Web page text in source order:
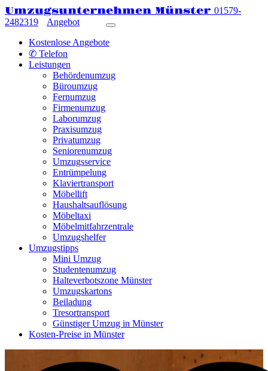
Umzugsunternehmen Münster 01579-
2482319
Angebot
Kostenlose Angebote
✆ Telefon
Leistungen
Behördenumzug
Büroumzug
Fernumzug
Firmenumzug
Laborumzug
Praxisumzug
Privatumzug
Seniorenumzug
Umzugsservice
Entrümpelung
Klaviertransport
Möbellift
Haushaltsauflösung
Möbeltaxi
Möbelmitfahrzentrale
Umzugshelfer
Umzugstipps
Mini Umzug
Studentenumzug
Halteverbotszone Münster
Umzugskartons
Beiladung
Tresortransport
Günstiger Umzug in Münster
Kosten-Preise in Münster